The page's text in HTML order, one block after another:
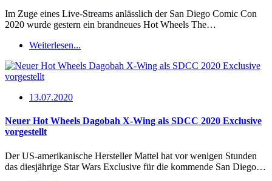
Im Zuge eines Live-Streams anlässlich der San Diego Comic Con
2020 wurde gestern ein brandneues Hot Wheels The…
Weiterlesen...
13.07.2020
Neuer Hot Wheels Dagobah X-Wing als SDCC 2020 Exclusive
vorgestellt
Der US-amerikanische Hersteller Mattel hat vor wenigen Stunden
das diesjährige Star Wars Exclusive für die kommende San Diego…